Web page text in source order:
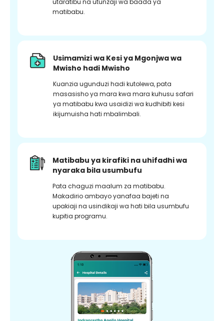
utaratibu na utunzaji wa baada ya
matibabu.
Usimamizi wa Kesi ya Mgonjwa wa
Mwisho hadi Mwisho
Kuanzia ugunduzi hadi kutolewa, pata
masasisho ya mara kwa mara kuhusu safari
ya matibabu kwa usaidizi wa kudhibiti kesi
ikijumuisha hati mbalimbali.
Matibabu ya kirafiki na uhifadhi wa
nyaraka bila usumbufu
Pata chaguzi maalum za matibabu.
Makadirio ambayo yanafaa bajeti na
upakiaji na usindikaji wa hati bila usumbufu
kupitia programu.